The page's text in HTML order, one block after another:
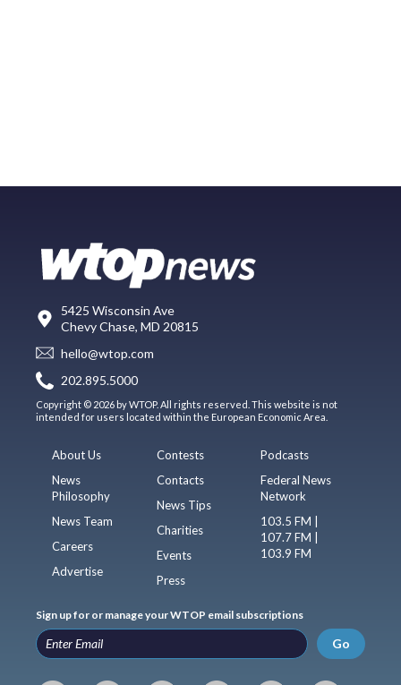
5425 Wisconsin Ave
Chevy Chase, MD 20815
hello@wtop.com
202.895.5000
Copyright © 2026 by WTOP. All rights reserved. This website is not
intended for users located within the European Economic Area.
About Us
News
Philosophy
News Team
Careers
Advertise
Contests
Contacts
News Tips
Charities
Events
Press
Podcasts
Federal News
Network
103.5 FM |
107.7 FM |
103.9 FM
Sign up for or manage your WTOP email subscriptions
Go